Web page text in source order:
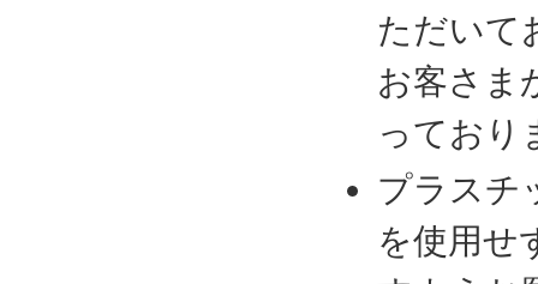
ただいて
お客さま
っており
プラスチ
を使用せ